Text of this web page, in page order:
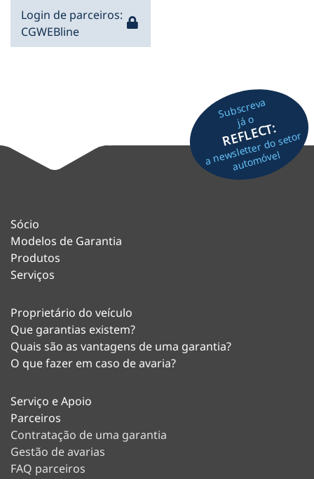
Login de parceiros:
CGWEBline
Subscreva
já o
REFLECT:
a newsletter do setor
automóvel
Sócio
Modelos de Garantia
Produtos
Serviços
Proprietário do veículo
Que garantias existem?
Quais são as vantagens de uma garantia?
O que fazer em caso de avaria?
Serviço e Apoio
Parceiros
Contratação de uma garantia
Gestão de avarias
FAQ parceiros